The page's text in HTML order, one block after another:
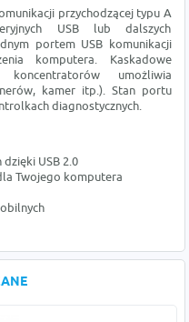
przychodzącej typu A
USB lub dalszych
portem USB komunikacji
komputera. Kaskadowe
umożliwia
kamer itp.). Stan portu
diagnostycznych.
dzięki USB 2.0
Twojego komputera